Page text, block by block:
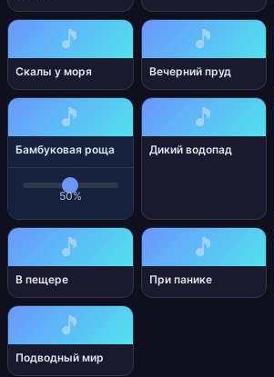
🎵
Скалы у моря
🎵
Вечерний пруд
🎵
Бамбуковая роща
50%
🎵
Дикий водопад
🎵
В пещере
🎵
При панике
🎵
Подводный мир